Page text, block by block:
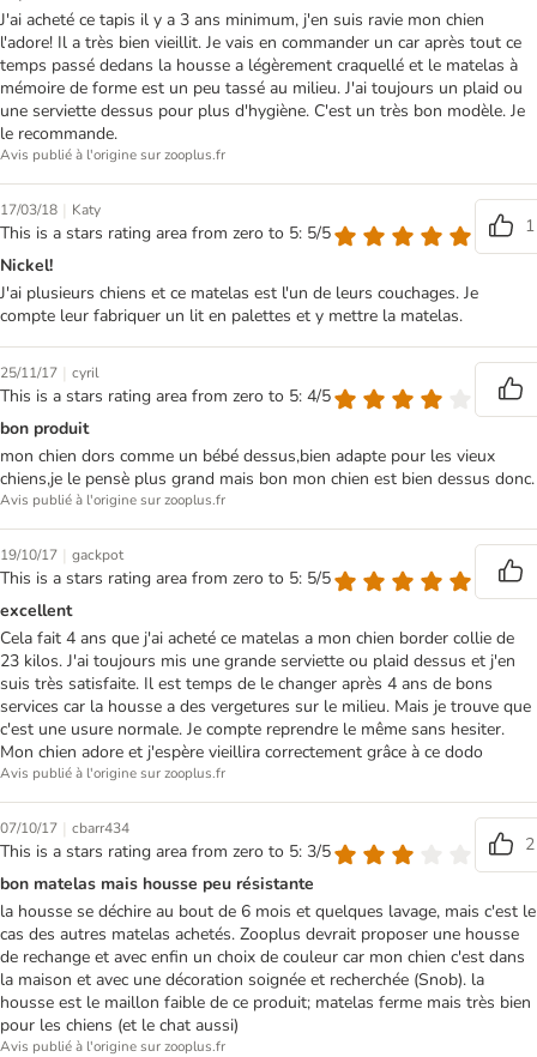
J'ai acheté ce tapis il y a 3 ans minimum, j'en suis ravie mon chien
l'adore! Il a très bien vieillit. Je vais en commander un car après tout ce
temps passé dedans la housse a légèrement craquellé et le matelas à
mémoire de forme est un peu tassé au milieu. J'ai toujours un plaid ou
une serviette dessus pour plus d'hygiène. C'est un très bon modèle. Je
le recommande.
Avis publié à l'origine sur zooplus.fr
17/03/18 | Katy
This is a stars rating area from zero to 5: 5/5
1
Nickel!
J'ai plusieurs chiens et ce matelas est l'un de leurs couchages. Je
compte leur fabriquer un lit en palettes et y mettre la matelas.
25/11/17 | cyril
This is a stars rating area from zero to 5: 4/5
bon produit
mon chien dors comme un bébé dessus,bien adapte pour les vieux
chiens,je le pensè plus grand mais bon mon chien est bien dessus donc.
Avis publié à l'origine sur zooplus.fr
19/10/17 | gackpot
This is a stars rating area from zero to 5: 5/5
excellent
Cela fait 4 ans que j'ai acheté ce matelas a mon chien border collie de
23 kilos. J'ai toujours mis une grande serviette ou plaid dessus et j'en
suis très satisfaite. Il est temps de le changer après 4 ans de bons
services car la housse a des vergetures sur le milieu. Mais je trouve que
c'est une usure normale. Je compte reprendre le même sans hesiter.
Mon chien adore et j'espère vieillira correctement grâce à ce dodo
Avis publié à l'origine sur zooplus.fr
07/10/17 | cbarr434
This is a stars rating area from zero to 5: 3/5
2
bon matelas mais housse peu résistante
la housse se déchire au bout de 6 mois et quelques lavage, mais c'est le
cas des autres matelas achetés. Zooplus devrait proposer une housse
de rechange et avec enfin un choix de couleur car mon chien c'est dans
la maison et avec une décoration soignée et recherchée (Snob). la
housse est le maillon faible de ce produit; matelas ferme mais très bien
pour les chiens (et le chat aussi)
Avis publié à l'origine sur zooplus.fr